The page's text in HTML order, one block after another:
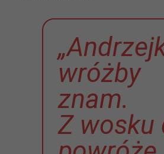
wróżby
znam.
Z wosku